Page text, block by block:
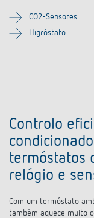
CO2-Sensores
Higróstato
Controlo
termóstatos
relógio e
Com um termóstato
também aquece muito